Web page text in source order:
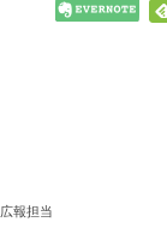
広報担当